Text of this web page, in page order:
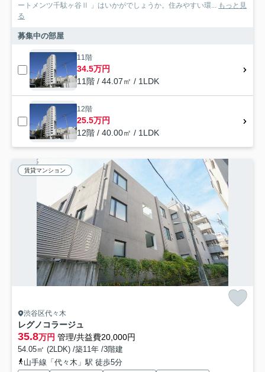
ートメンツ千駄ヶ谷Ⅱ 」はいかがでしょうか。住みやすい環... もっと見
る
募集中の部屋
11階
34.5万円
11階 / 44.07㎡ / 1LDK
12階
25.5万円
12階 / 40.00㎡ / 1LDK
賃貸マンション
渋谷区代々木
レグノコラージュ
35.8万円 管理/共益費20,000円
54.05㎡ (2LDK) /築11年 /3階建
山手線「代々木」駅 徒歩5分